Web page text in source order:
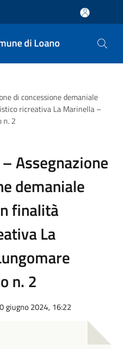
di Loano
di concessione demaniale
ricreativa La Marinella –
n. 2
Assegnazione
demaniale
finalità
La
n. 2
giugno 2024, 16:22